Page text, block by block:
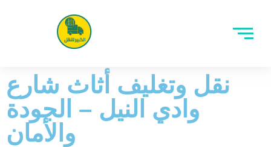
نقل وتغليف أثاث شارع
وادي النيل – الجودة
والأمان